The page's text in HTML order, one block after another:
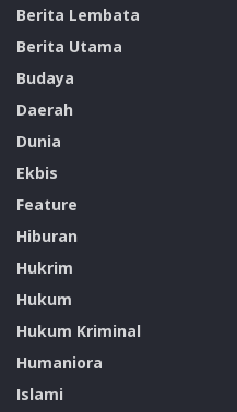
Berita Lembata
Berita Utama
Budaya
Daerah
Dunia
Ekbis
Feature
Hiburan
Hukrim
Hukum
Hukum Kriminal
Humaniora
Islami